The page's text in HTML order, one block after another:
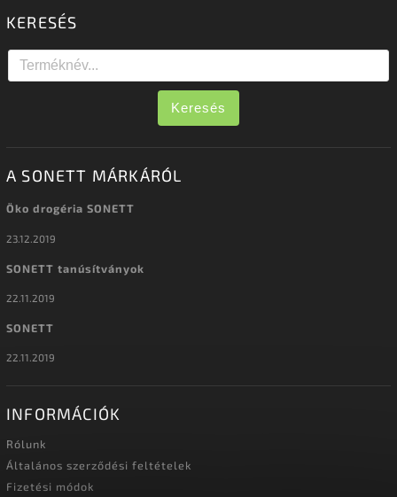
KERESÉS
Keresés
A SONETT MÁRKÁRÓL
Öko drogéria SONETT
23.12.2019
SONETT tanúsítványok
22.11.2019
SONETT
22.11.2019
INFORMÁCIÓK
Rólunk
Általános szerződési feltételek
Fizetési módok